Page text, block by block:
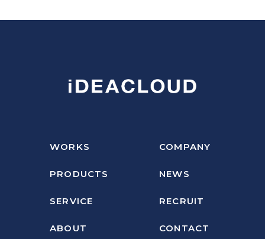
WORKS COMPANY
PRODUCTS NEWS
SERVICE RECRUIT
ABOUT CONTACT